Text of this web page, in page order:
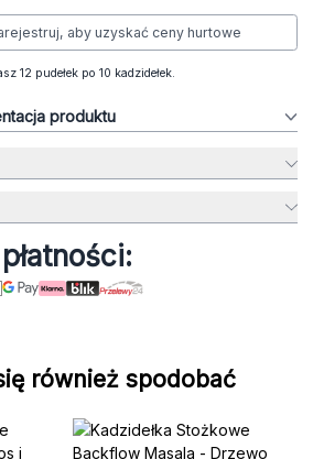
aby uzyskać ceny hurtowe
12 pudełek po 10 kadzidełek.
produktu
również spodobać